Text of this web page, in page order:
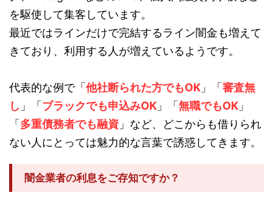
を駆使して集客しています。
最近ではラインだけで完結するライン闇金も増えて
きており、利用する人が増えているようです。
代表的な例で「 他社断られた方でもOK 」「 審査無
し 」「 ブラックでも申込みOK 」「 無職でもOK 」
「 多重債務者でも融資 」など、どこからも借りられ
ない人にとっては魅力的な言葉で誘惑してきます。
闇金業者の利息をご存知ですか？